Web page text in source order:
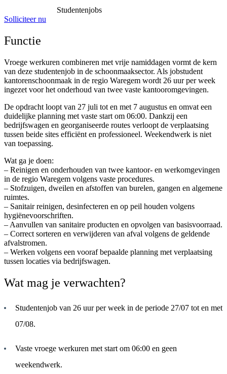
Studentenjobs
Solliciteer nu
Functie
Vroege werkuren combineren met vrije namiddagen vormt de kern
van deze studentenjob in de schoonmaaksector. Als jobstudent
kantorenschoonmaak in de regio Waregem wordt 26 uur per week
ingezet voor het onderhoud van twee vaste kantooromgevingen.
De opdracht loopt van 27 juli tot en met 7 augustus en omvat een
duidelijke planning met vaste start om 06:00. Dankzij een
bedrijfswagen en georganiseerde routes verloopt de verplaatsing
tussen beide sites efficiënt en professioneel. Weekendwerk is niet
van toepassing.
Wat ga je doen:
– Reinigen en onderhouden van twee kantoor- en werkomgevingen
in de regio Waregem volgens vaste procedures.
– Stofzuigen, dweilen en afstoffen van burelen, gangen en algemene
ruimtes.
– Sanitair reinigen, desinfecteren en op peil houden volgens
hygiënevoorschriften.
– Aanvullen van sanitaire producten en opvolgen van basisvoorraad.
– Correct sorteren en verwijderen van afval volgens de geldende
afvalstromen.
– Werken volgens een vooraf bepaalde planning met verplaatsing
tussen locaties via bedrijfswagen.
Wat mag je verwachten?
Studentenjob van 26 uur per week in de periode 27/07 tot en met
07/08.
Vaste vroege werkuren met start om 06:00 en geen
weekendwerk.